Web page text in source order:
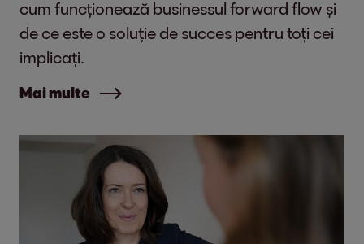
cum funcționează businessul forward flow și
de ce este o soluție de succes pentru toți cei
implicați.
Mai multe